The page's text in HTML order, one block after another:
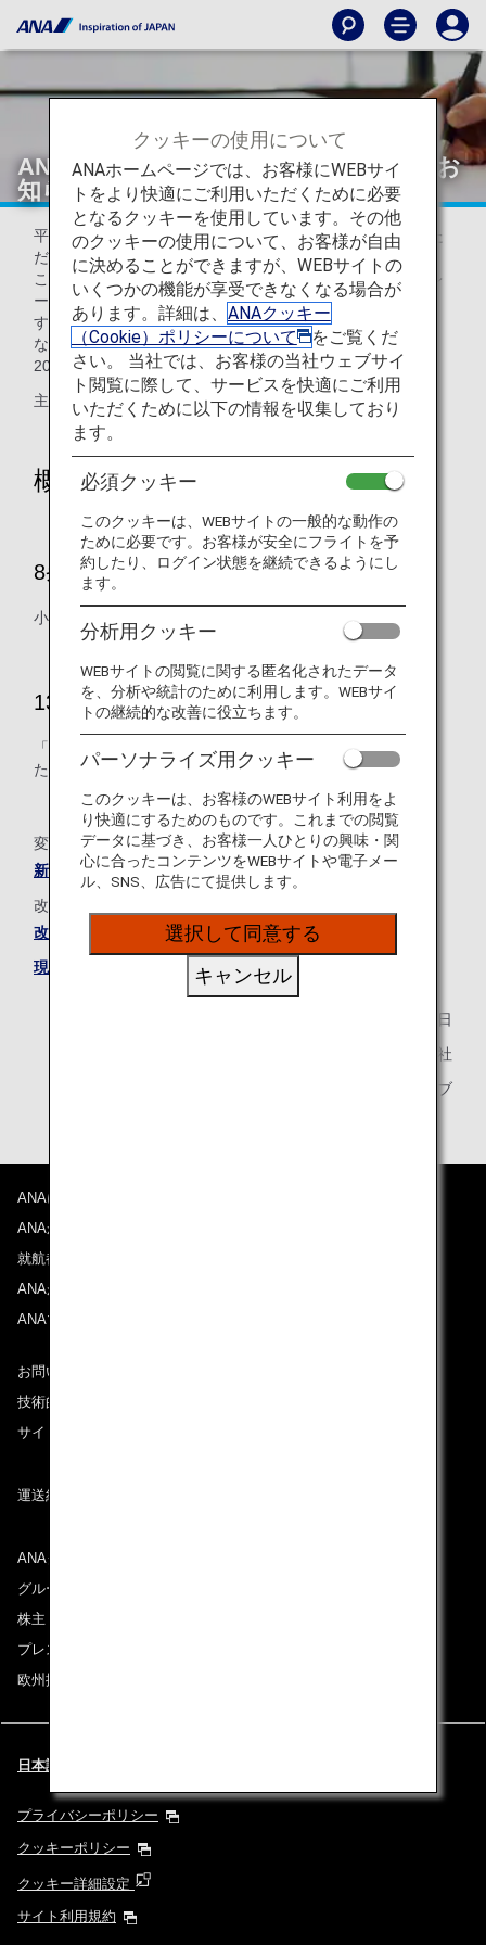
ANAマイレージクラブ会員規約改定のお
知らせ
平素よりANA便ならびにANAマイレージクラブをご利用いた
だき、誠にありがとうございます。
この度、2026年5月19日（火）を改定日として、ANAマイレ
ージクラブ会員規約を一部変更する旨をお知らせいたしま
す。
なお、2026年5月18日搭乗分までは現行の規約が適用され、
2026年5月19日搭乗分以降は改定後の規約が適用されます。
主な改定点は以下の通りです。
概要
8条 マイル積算方法
小児と幼児のマイル積算の取り扱いについて改定しました。
13条 特典利用上の制限
「払い戻し手数料」を「取消手数料」に名称を変更しまし
た。
変更点の新旧対照表は下記をご確認ください。
新旧対照表
改定後の規約全文につきましては、下記をご確認ください。
改定後のANAマイレージクラブ会員の規約
現在のANAマイレージクラブ会員規約はこちら
2025年5月20日
全日本空輸株式会社
ANAマイレージクラブ
ANAについて
ANAからのお知らせ
就航都市
ANAがお約束する体験
ANAマイレージクラブ
お問い合わせ
技術的なお問い合わせ（推奨環境）
サイトマップ
運送約款
ANAグループについて
グループ企業一覧
株主・投資家情報
プレスリリース
欧州採用情報
日本語 | Spain & Portugal (都市と言語を選択してください)
プライバシーポリシー
クッキーポリシー
クッキー詳細設定
サイト利用規約
クッキーの使用について
ANAホームページでは、お客様にWEBサイ
トをより快適にご利用いただくために必要
となるクッキーを使用しています。その他
のクッキーの使用について、お客様が自由
に決めることができますが、WEBサイトの
いくつかの機能が享受できなくなる場合が
あります。詳細は、 ANAクッキー
（Cookie）ポリシーについて
をご覧くだ
さい。 当社では、お客様の当社ウェブサイ
ト閲覧に際して、サービスを快適にご利用
いただくために以下の情報を収集しており
ます。
必須クッキー
このクッキーは、WEBサイトの一般的な動作の
ために必要です。お客様が安全にフライトを予
約したり、ログイン状態を継続できるようにし
ます。
分析用クッキー
WEBサイトの閲覧に関する匿名化されたデータ
を、分析や統計のために利用します。WEBサイ
トの継続的な改善に役立ちます。
パーソナライズ用クッキー
このクッキーは、お客様のWEBサイト利用をよ
り快適にするためのものです。これまでの閲覧
データに基づき、お客様一人ひとりの興味・関
心に合ったコンテンツをWEBサイトや電子メー
ル、SNS、広告にて提供します。
選択して同意する
キャンセル